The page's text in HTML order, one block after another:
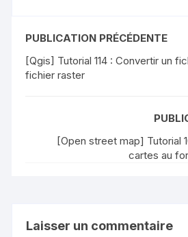
PUBLICATION PRÉCÉDENTE
[Qgis] Tutorial 114 : Convertir un
fichier raster
[Open street map] Tutorial
cartes au
Laisser un commentaire